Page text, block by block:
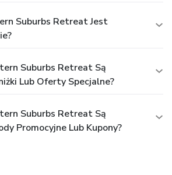
Suburbs Retreat Jest
Suburbs Retreat Są
Lub Oferty Specjalne?
Suburbs Retreat Są
Promocyjne Lub Kupony?